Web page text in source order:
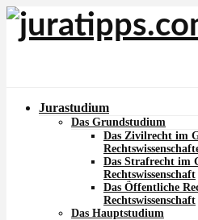
Jurastudium
Das Grundstudium
Das Zivilrecht im
Das Strafrecht im
Rechtswissenschaft
Das Öffentliche
Rechtswissenschaft
Das Hauptstudium